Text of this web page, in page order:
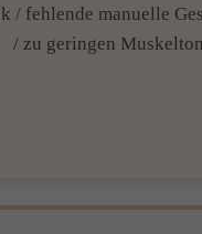
/ fehlende manuelle
/ zu geringen